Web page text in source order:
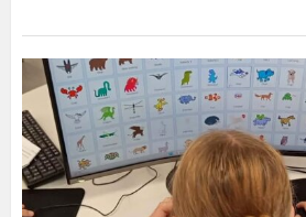
Išvyka
į
STEAM
fizikos
ir
dirbtinio